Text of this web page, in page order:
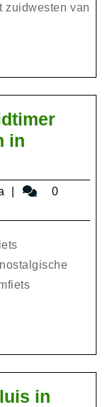
zuidwesten van
in
bisericaromana
0
in